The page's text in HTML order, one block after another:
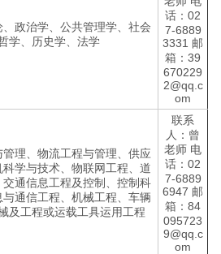
政治学、公共管理学、社会
学、历史学、法学
话：02
7-6889
3331 邮
箱：39
670229
2@qq.c
om
理、物流工程与管理、供应
学与技术、物联网工程、道
交通信息工程及控制、控制科
通信工程、机械工程、车辆
及工程或运载工具运用工程
联系
人：曾
老师 电
话：02
7-6889
6947 邮
箱：84
095723
9@qq.c
om